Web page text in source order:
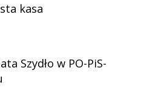
kasa
Szydło w PO-PiS-